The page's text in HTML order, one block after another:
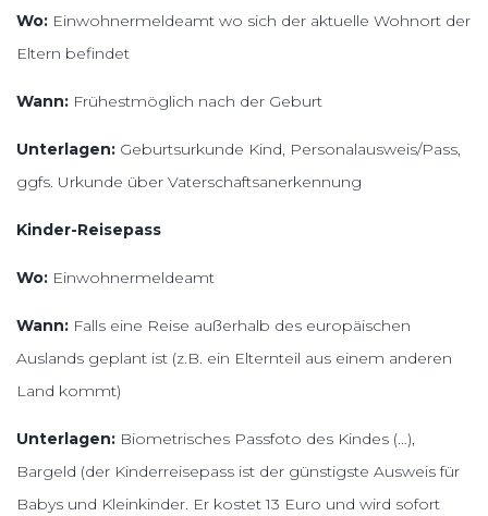
Wo: Einwohnermeldeamt wo sich der aktuelle Wohnort der
Eltern befindet
Wann: Frühestmöglich nach der Geburt
Unterlagen: Geburtsurkunde Kind, Personalausweis/Pass,
ggfs. Urkunde über Vaterschaftsanerkennung
Kinder-Reisepass
Wo: Einwohnermeldeamt
Wann: Falls eine Reise außerhalb des europäischen
Auslands geplant ist (z.B. ein Elternteil aus einem anderen
Land kommt)
Unterlagen: Biometrisches Passfoto des Kindes (…),
Bargeld (der Kinderreisepass ist der günstigste Ausweis für
Babys und Kleinkinder. Er kostet 13 Euro und wird sofort